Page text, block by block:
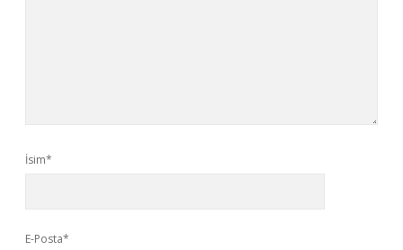
İsim*
E-Posta*